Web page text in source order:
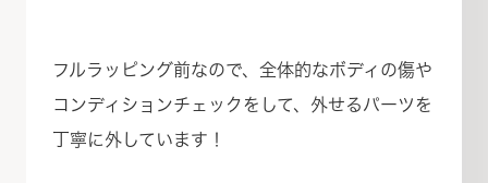
フルラッピング前なので、全体的なボディの傷や
コンディションチェックをして、外せるパーツを
丁寧に外しています！